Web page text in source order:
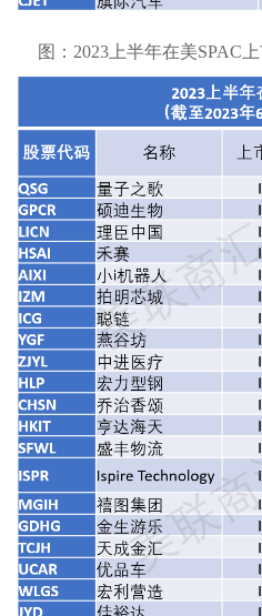
图：2023上半年在美SPAC